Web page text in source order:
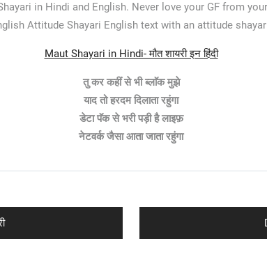
in Hindi and English. Never love your GF from
Attitude Shayari English text with an attitude
Maut Shayari in Hindi- मौत शायरी इन हिंदी
तु कर कहीं से भी ब्लाॅक मुझे
याद तो हरदम दिलाता रहुंगा
डेटा पॅक से भरी पड़ी है लाइफ़
नेटवर्क जैसा आता जाता रहुंगा